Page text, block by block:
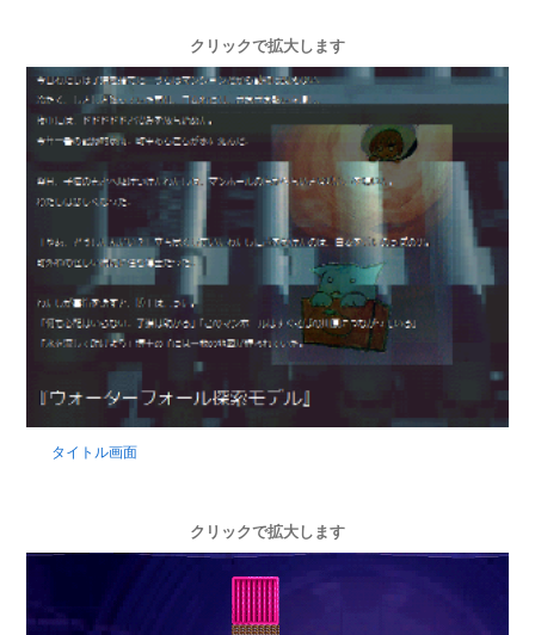
クリックで拡大します
タイトル画面
クリックで拡大します